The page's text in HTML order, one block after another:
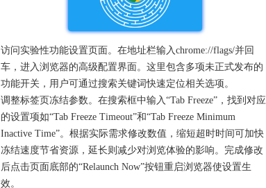
访问实验性功能设置页面。在地址栏输入chrome://flags/并回
车，进入浏览器的高级配置界面。这里包含多项未正式发布的
功能开关，用户可通过搜索关键词快速定位相关选项。
调整标签页冻结参数。在搜索框中输入“Tab Freeze”，找到对应
的设置项如“Tab Freeze Timeout”和“Tab Freeze Minimum
Inactive Time”。根据实际需求修改数值，缩短超时时间可加快
冻结速度节省资源，延长则减少对浏览体验的影响。完成修改
后点击页面底部的“Relaunch Now”按钮重启浏览器使设置生
效。